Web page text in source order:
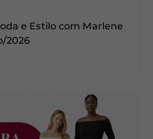
e Estilo com Marlene
2026